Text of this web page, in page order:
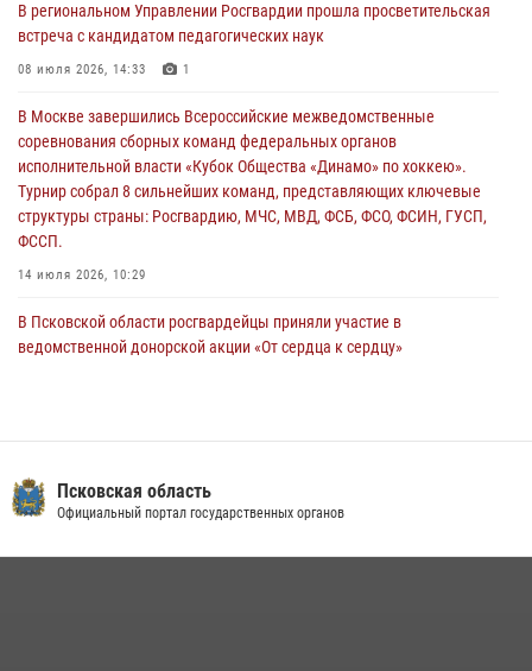
улицу Труда
31 июля 2026, 13:53
Всероссийского конкурса профессионального мастерства среди
сотрудников вневедомственной охраны Росгвардии, Псковские
Росгвардейцы одержали победу
30 июля 2026, 05:10
В региональном Управлении Росгвардии прошла просветительская
встреча с кандидатом педагогических наук
08 июля 2026, 14:33 1
В Москве завершились Всероссийские межведомственные
соревнования сборных команд федеральных органов
исполнительной власти «Кубок Общества «Динамо» по хоккею».
Турнир собрал 8 сильнейших команд, представляющих ключевые
структуры страны: Росгвардию, МЧС, МВД, ФСБ, ФСО, ФСИН, ГУСП,
ФССП.
14 июля 2026, 10:29
В Псковской области росгвардейцы приняли участие в
ведомственной донорской акции «От сердца к сердцу»
24 июля 2026, 13:59 1
рабочее совещание
Псковская область
Официальный портал государственных органов